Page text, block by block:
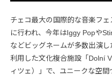
チェコ最大の国際的な音楽フ
に行われ、今年はIggy Popや
などビッグネームが多数出演
利用した文化複合施設「Dolní
ィツェ）」で、ユニークな空